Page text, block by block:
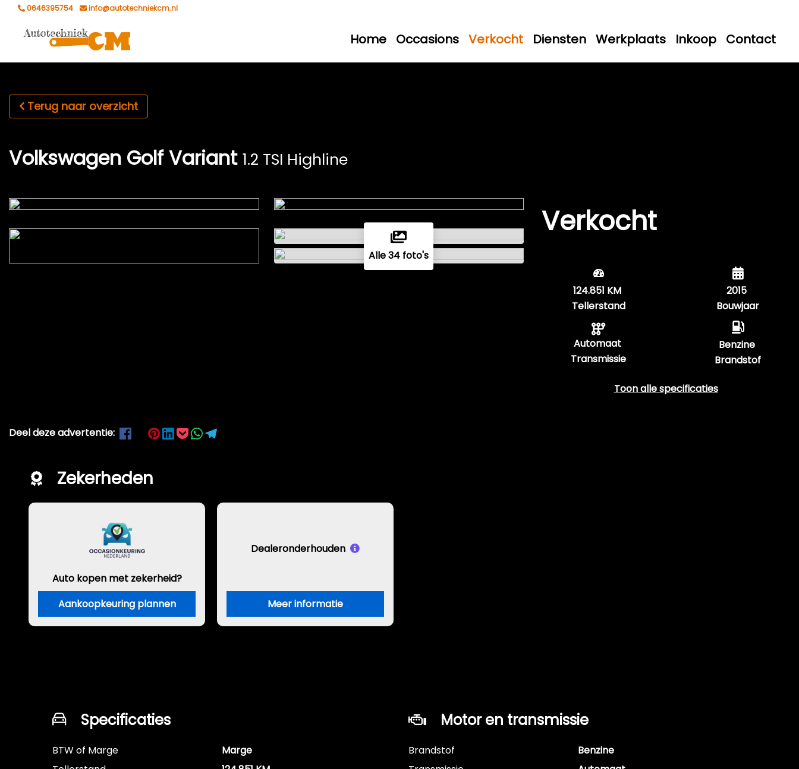
0646395754 info@autotechniekcm.nl
Home Occasions Verkocht Diensten Werkplaats Inkoop Contact
Terug naar overzicht
Volkswagen Golf Variant 1.2 TSI Highline
Alle 34 foto's
Verkocht
124.851 KM
Tellerstand
Automaat
Transmissie
2015
Bouwjaar
Benzine
Brandstof
Toon alle specificaties
Deel deze advertentie:
Zekerheden
Auto kopen met zekerheid?
Aankoopkeuring plannen
Dealeronderhouden
Meer informatie
Specificaties
BTW of Marge
Marge
Motor en transmissie
Brandstof
Benzine